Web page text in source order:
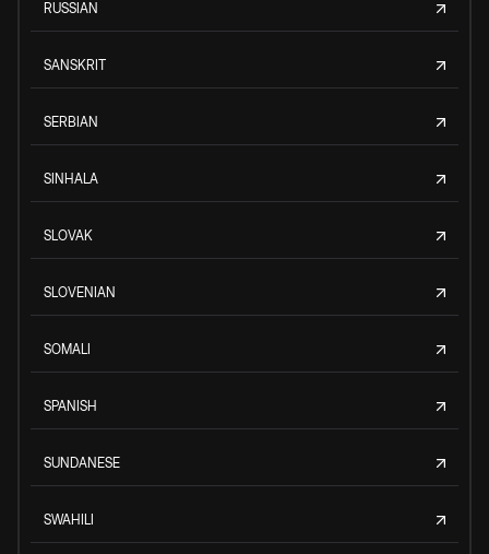
RUSSIAN
SANSKRIT
SERBIAN
SINHALA
SLOVAK
SLOVENIAN
SOMALI
SPANISH
SUNDANESE
SWAHILI